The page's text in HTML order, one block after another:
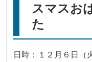
スマスお
た
日時：１２月６日